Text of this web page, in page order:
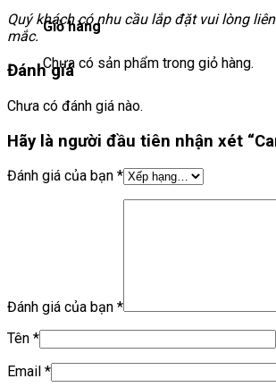
Giỏ hàng
Chưa có sản phẩm trong giỏ hàng.
Quý khách có nhu cầu lắp đặt vui lòng
mắc.
Đánh giá
Chưa có đánh giá nào.
Hãy là người đầu tiên nhận xét
Đánh giá của bạn *
Đánh giá của bạn *
Tên *
Email *